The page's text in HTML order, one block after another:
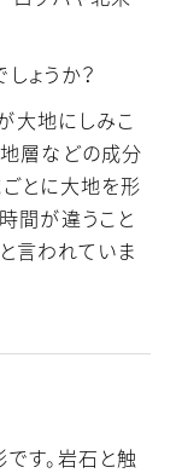
ょうか？
大地にしみこ
層などの成分
とに大地を形
間が違うこと
言われていま
す。岩石と触